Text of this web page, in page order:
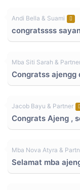
Andi Bella & Suami
congratssss
Mba Siti Sarah &
Congratss ajengg
Jacob Bayu & Partner
Congrats Ajeng ,
Mba Nova Atyra &
Selamat mba